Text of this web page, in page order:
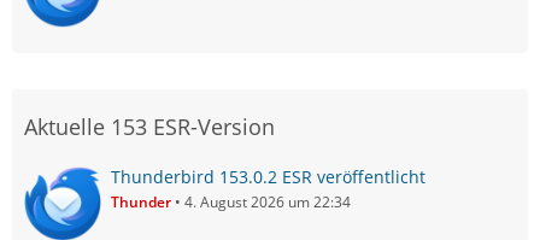
Aktuelle 153 ESR-Version
Thunderbird 153.0.2 ESR veröffentlicht
Thunder 4. August 2026 um 22:34